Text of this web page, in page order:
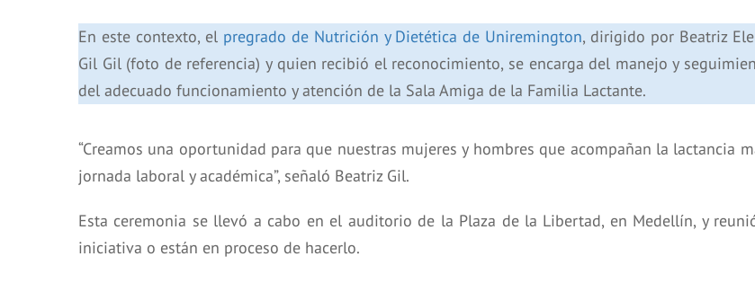
En este contexto, el pregrado de Nutrición y Dietética de Uniremington, dirigido por Beatriz
Gil Gil (foto de referencia) y quien recibió el reconocimiento, se encarga del manejo y
del adecuado funcionamiento y atención de la Sala Amiga de la Familia Lactante.
“Creamos una oportunidad para que nuestras mujeres y hombres que acompañan la lactancia
jornada laboral y académica”, señaló Beatriz Gil.
Esta ceremonia se llevó a cabo en el auditorio de la Plaza de la Libertad, en Medellín, y
iniciativa o están en proceso de hacerlo.